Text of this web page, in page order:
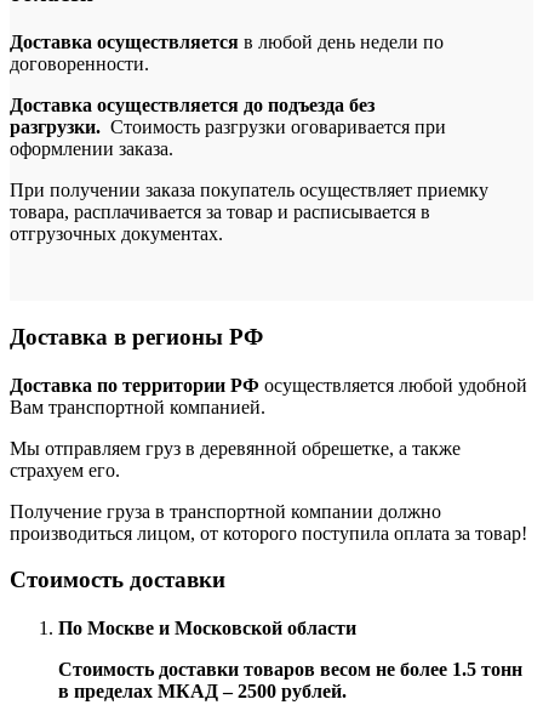
Доставка осуществляется в любой день недели по
договоренности.
Доставка осуществляется до подъезда без
разгрузки. Стоимость разгрузки оговаривается при
оформлении заказа.
При получении заказа покупатель осуществляет приемку
товара, расплачивается за товар и расписывается в
отгрузочных документах.
Доставка в регионы РФ
Доставка по территории РФ осуществляется любой удобной
Вам транспортной компанией.
Мы отправляем груз в деревянной обрешетке, а также
страхуем его.
Получение груза в транспортной компании должно
производиться лицом, от которого поступила оплата за товар!
Стоимость доставки
По Москве и Московской области
Стоимость доставки товаров весом не более 1.5 тонн
в пределах МКАД – 2500 рублей.